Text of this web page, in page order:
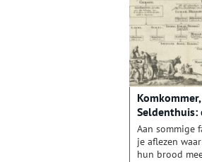
Seldenthuis:
langs
familienamen
Aan sommige
je aflezen
hun brood